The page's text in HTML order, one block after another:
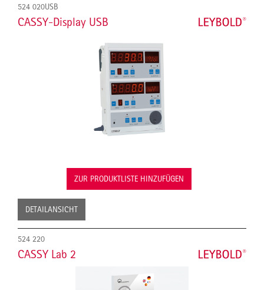
524 020USB
CASSY-Display USB
ZUR PRODUKTLISTE HINZUFÜGEN
DETAILANSICHT
524 220
CASSY Lab 2